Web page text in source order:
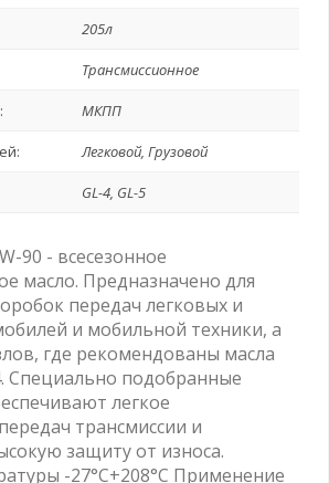
205л
Трансмиссионное
МКПП
Легковой, Грузовой
GL-4, GL-5
90 - всесезонное
масло. Предназначено для
передач легковых и
и мобильной техники, а
где рекомендованы масла
Специально подобранные
легкое
трансмиссии и
защиту от износа.
-27°C+208°C Применение